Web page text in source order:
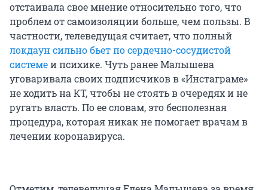
отстаивала свое мнение относительно того, что
проблем от самоизоляции больше, чем пользы. В
частности, телеведущая считает, что полный
локдаун сильно бьет по сердечно-сосудистой
системеи психике. Чуть ранее Малышева
уговаривала своих подписчиков в «Инстаграме»
не ходить на КТ, чтобы не стоять в очередях и не
ругать власть. По ее словам, это бесполезная
процедура, которая никак не помогает врачам в
лечении коронавируса.